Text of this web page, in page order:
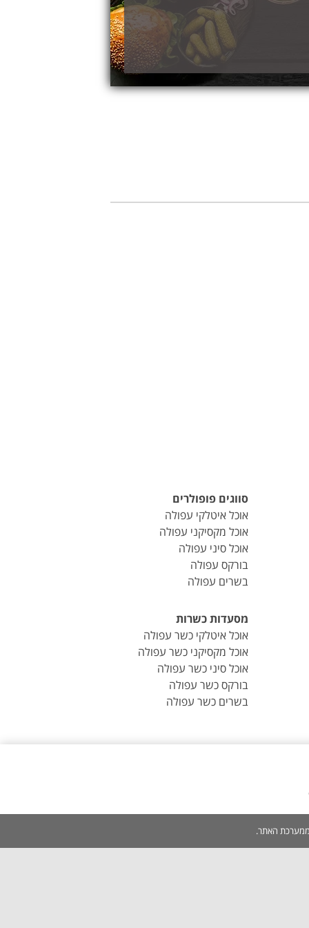
סווגים פופולרים
אוכל איטלקי עפולה
אוכל מקסיקני עפולה
אוכל סיני עפולה
בורקס עפולה
בשרים עפולה
מסעדות כשרות
אוכל איטלקי כשר עפולה
אוכל מקסיקני כשר עפולה
אוכל סיני כשר עפולה
בורקס כשר עפולה
בשרים כשר עפולה